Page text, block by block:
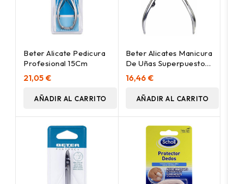
Beter Alicate Pedicura
Profesional 15Cm
21,05 €
AÑADIR AL CARRITO
Beter Alicates Manicura
De Uñas Superpuesto
Inoxidable, 1 Ud
16,46 €
AÑADIR AL CARRITO